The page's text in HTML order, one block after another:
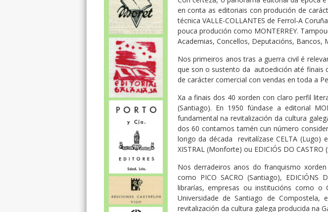
en conta as editoriais con produción de
técnica VALLE-COLLANTES de Ferrol-A
pouca produción como MONTERREY.
Academias, Concellos, Deputacións, Bancos,
Nos primeiros anos tras a guerra civil é
que son o sustento da autoedición até finais
de carácter comercial con vendas en toda a
Xa a finais dos 40 xorden con claro perfil
(Santiago). En 1950 fúndase a editorial
fundamental na revitalización da cultura
dos 60 contamos tamén cun número
longo da década revitalízase CELTA (Lugo)
XISTRAL (Monforte) ou EDICIÓS DO CASTRO
Nos derradeiros anos do franquismo
como PICO SACRO (Santiago),
librarías, empresas ou institucións como
Universidade de Santiago de
revitalización da cultura galega producida na